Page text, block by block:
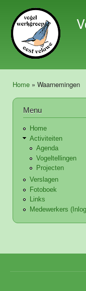
Home » Waarnemingen
Menu
Home
Activiteiten
Agenda
Vogeltellingen
Projecten
Verslagen
Fotoboek
Links
Medewerkers